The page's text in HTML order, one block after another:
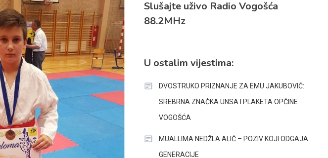
Slušajte uživo Radio Vogošća
88.2MHz
U ostalim vijestima:
DVOSTRUKO PRIZNANJE ZA EMU JAKUBOVIĆ:
SREBRNA ZNAČKA UNSA I PLAKETA OPĆINE
VOGOŠĆA
MUALLIMA NEDŽLA ALIĆ – POZIV KOJI ODGAJA
GENERACIJE